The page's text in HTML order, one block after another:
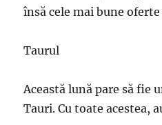
însă cele mai bune
Taurul
Această lună pare să fie
Tauri. Cu toate acestea,